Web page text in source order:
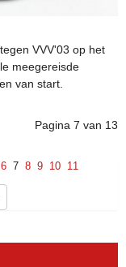
VVV'03 op het
meegereisde
van start.
Pagina 7 van 13
6 7 8 9 10 11